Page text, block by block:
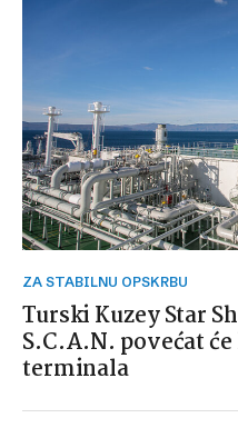
ZA STABILNU OPSKRBU
Turski Kuzey Star
S.C.A.N. povećat
terminala